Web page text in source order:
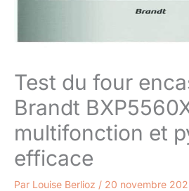
Test du four
Brandt
multifonction et
efficace
Par Louise Berlioz / 20 novembre